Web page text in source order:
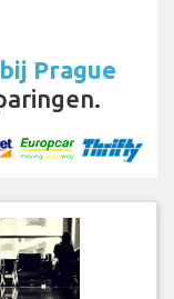
Prague